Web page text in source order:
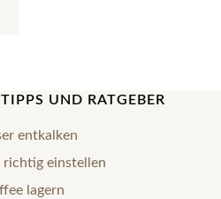
UND RATGEBER
entkalken
richtig einstellen
lagern